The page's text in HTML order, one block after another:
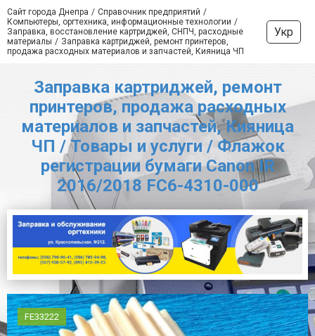
Сайт города Днепра
Справочник предприятий
Компьютеры, оргтехника, информационные технологии
Заправка, восстановление картриджей, СНПЧ, расходные
материалы
Заправка картриджей, ремонт принтеров,
продажа расходных материалов и запчастей, Кияница ЧП
Укр
Заправка картриджей, ремонт
принтеров, продажа расходных
материалов и запчастей, Кияница
ЧП / Товары и услуги / Флажок
регистрации бумаги Canon IR
2016/2018 FC6-4310-000
FE33222